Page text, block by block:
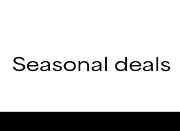
Seasonal deals